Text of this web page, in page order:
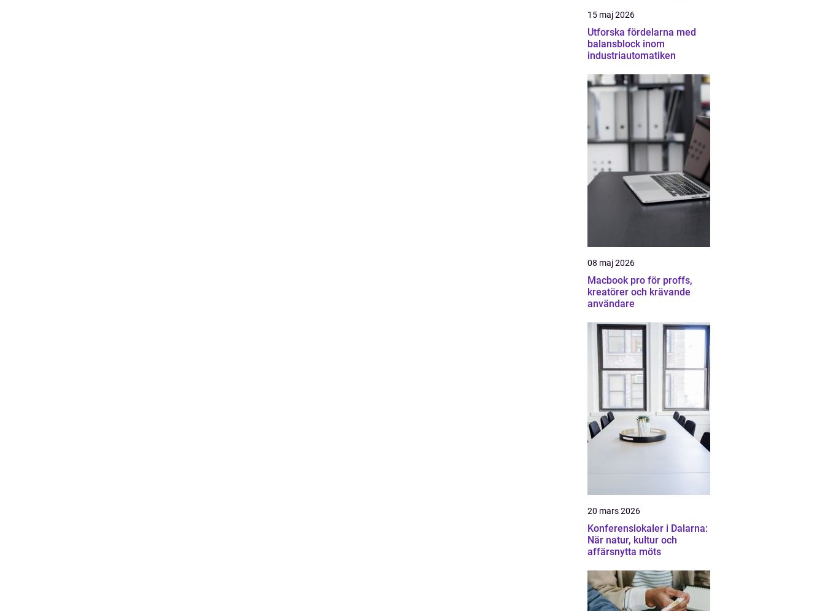
15 maj 2026
Utforska fördelarna med
balansblock inom
industriautomatiken
08 maj 2026
Macbook pro för proffs,
kreatörer och krävande
användare
20 mars 2026
Konferenslokaler i Dalarna:
När natur, kultur och
affärsnytta möts